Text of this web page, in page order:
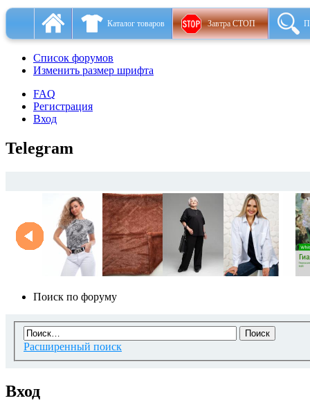
Каталог товаров Завтра СТОП
Список форумов
Изменить размер шрифта
FAQ
Регистрация
Вход
Telegram
Поиск по форуму
Расширенный поиск
Вход